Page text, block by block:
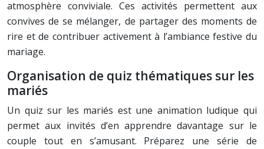
atmosphère conviviale. Ces activités permettent aux
convives de se mélanger, de partager des moments de
rire et de contribuer activement à l’ambiance festive du
mariage.
Organisation de quiz thématiques sur les
mariés
Un quiz sur les mariés est une animation ludique qui
permet aux invités d’en apprendre davantage sur le
couple tout en s’amusant. Préparez une série de